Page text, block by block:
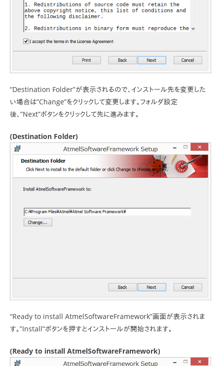
“Destination Folder”が表示されるので、インストール先を変更した
い場合は”Change”をクリックして変更します。フォルダ設定
後、”Next”ボタンをクリックして先に進みます。
(Destination Folder)
“Ready to install AtmelSoftwareFramework”画面が表示されま
す。”Install”ボタンを押すとインストールが開始されます。
(Ready to install AtmelSoftwareFramework)